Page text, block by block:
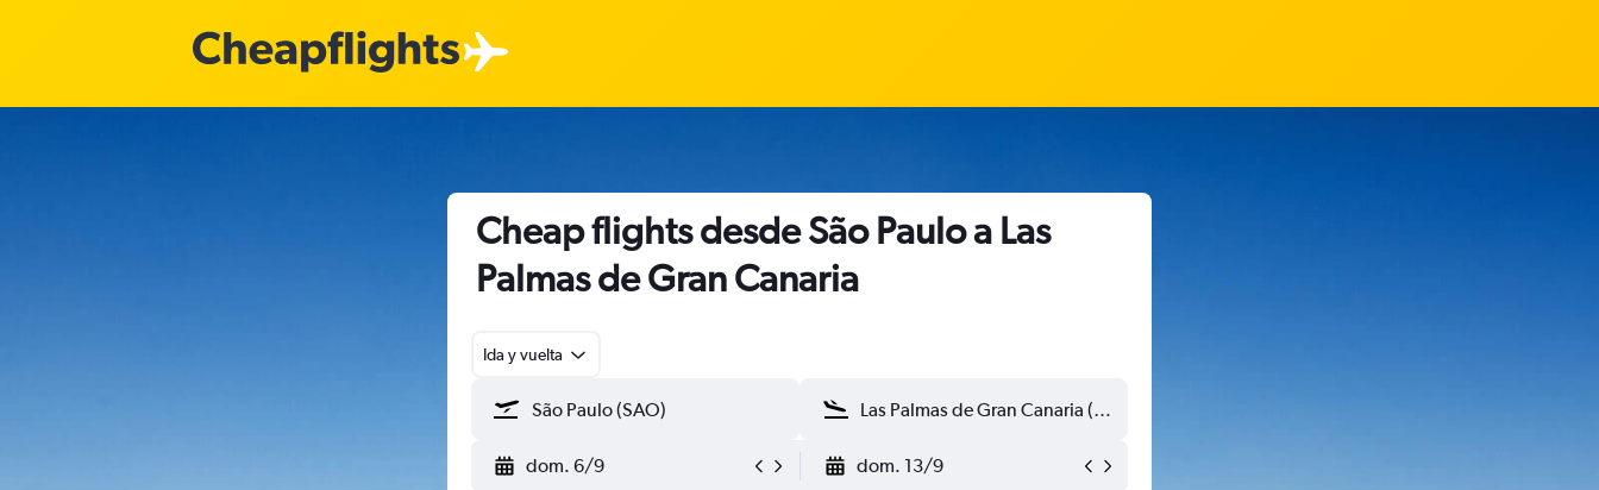
Cheap flights desde São Paulo a Las
Palmas de Gran Canaria
Ida y vuelta
dom. 6/9 dom. 13/9